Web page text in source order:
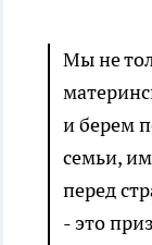
Мы не
и берем
семьи,
перед
- это